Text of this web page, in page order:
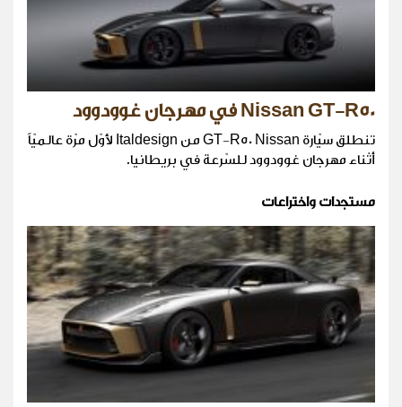
Nissan GT-R50 في مهرجان غوودوود
تنطلق سيّارة GT-R50 Nissan من Italdesign لأوّل مرّة عالميّاً
أثناء مهرجان غوودوود للسّرعة في بريطانيا.
مستجدات واختراعات